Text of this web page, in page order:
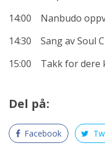
14:00 Nanbudo
14:30 Sang av Soul
15:00 Takk for dere
Del på:
Facebook